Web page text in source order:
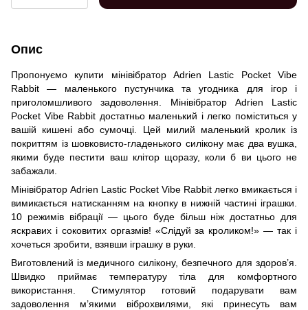
Опис
Пропонуємо купити мінівібратор Adrien Lastic Pocket Vibe
Rabbit — маленького пустунчика та угодника для ігор і
приголомшливого задоволення. Мінівібратор Adrien Lastic
Pocket Vibe Rabbit достатньо маленький і легко поміститься у
вашій кишені або сумочці. Цей милий маленький кролик із
покриттям із шовковисто-гладенького силікону має два вушка,
якими буде пестити ваш клітор щоразу, коли б ви цього не
забажали.
Мінівібратор Adrien Lastic Pocket Vibe Rabbit легко вмикається і
вимикається натисканням на кнопку в нижній частині іграшки.
10 режимів вібрації — цього буде більш ніж достатньо для
яскравих і соковитих оргазмів! «Слідуй за кроликом!» — так і
хочеться зробити, взявши іграшку в руки.
Виготовлений із медичного силікону, безпечного для здоров’я.
Швидко приймає температуру тіла для комфортного
використання. Стимулятор готовий подарувати вам
задоволення м’якими віброхвилями, які принесуть вам